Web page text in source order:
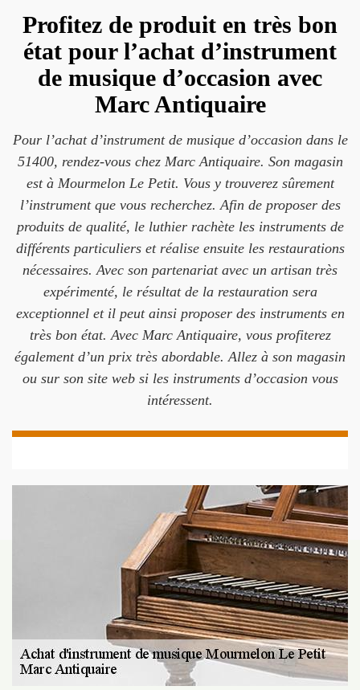
Profitez de produit en très bon
état pour l’achat d’instrument
de musique d’occasion avec
Marc Antiquaire
Pour l’achat d’instrument de musique d’occasion dans le
51400, rendez-vous chez Marc Antiquaire. Son magasin
est à Mourmelon Le Petit. Vous y trouverez sûrement
l’instrument que vous recherchez. Afin de proposer des
produits de qualité, le luthier rachète les instruments de
différents particuliers et réalise ensuite les restaurations
nécessaires. Avec son partenariat avec un artisan très
expérimenté, le résultat de la restauration sera
exceptionnel et il peut ainsi proposer des instruments en
très bon état. Avec Marc Antiquaire, vous profiterez
également d’un prix très abordable. Allez à son magasin
ou sur son site web si les instruments d’occasion vous
intéressent.